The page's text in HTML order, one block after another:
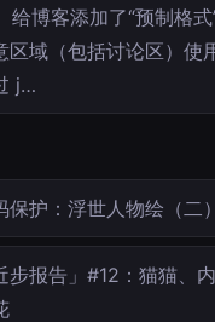
给博客添加了“预制格
区域（包括讨论区）使
j…
保护：浮世人物绘（二）
步报告」#12：猫猫、